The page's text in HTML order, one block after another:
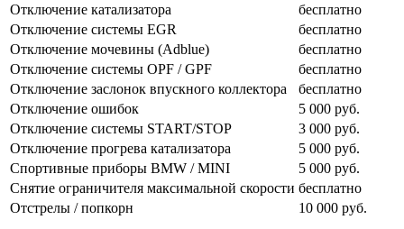
Отключение катализатора
бесплатно
Отключение системы EGR
бесплатно
Отключение мочевины (Adblue)
бесплатно
Отключение системы OPF / GPF
бесплатно
Отключение заслонок впускного коллектора
бесплатно
Отключение ошибок
5 000 руб.
Отключение системы START/STOP
3 000 руб.
Отключение прогрева катализатора
5 000 руб.
Спортивные приборы BMW / MINI
5 000 руб.
Снятие ограничителя максимальной скорости бесплатно
Отстрелы / попкорн
10 000 руб.